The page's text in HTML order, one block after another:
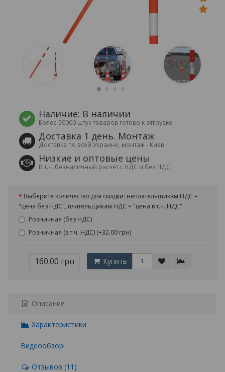
Наличие: В наличии
Более 50000 штук товаров готово к отгрузке
Доставка 1 день. Монтаж
Доставка по всей Украине, монтаж - Киев
Низкие и оптовые цены
В т.ч. безналичный расчёт с НДС и без НДС
Выберите количество для скидки: неплательщикам НДС =
"цена без НДС", плательщикам НДС = "цена в т.ч. НДС"
Розничная (без НДС)
Розничная (в т.ч. НДС) (+32.00 грн)
160.00 грн Купить
Описание
Характеристики
Видеообзор!
Отзывов (11)